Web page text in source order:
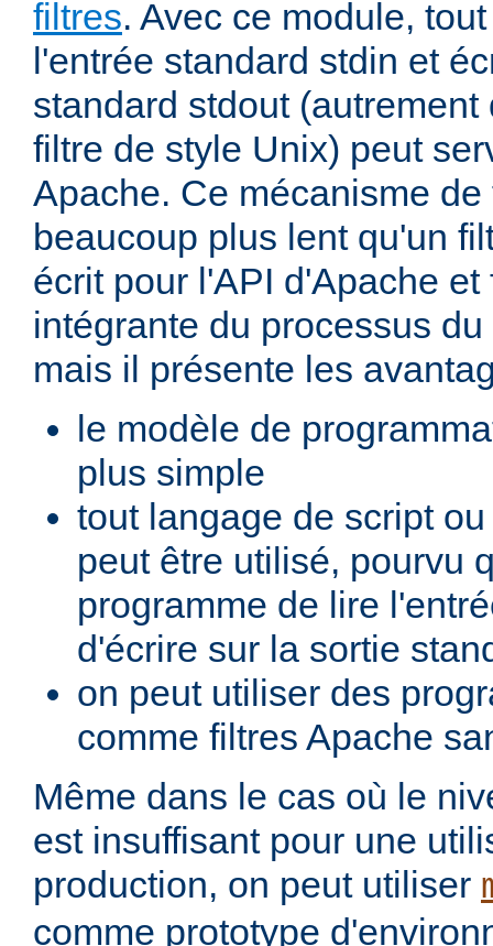
filtres. Avec ce module,
l'entrée standard stdin et
standard stdout
filtre de style Unix) peut
Apache. Ce mécanisme de
beaucoup plus lent qu'un
écrit pour l'API d'Apache et
intégrante du processus
mais il présente les
le modèle de
plus simple
tout langage de script
peut être utilisé, pourvu
programme de lire
d'écrire sur la sortie
on peut utiliser des
comme filtres Apache
Même dans le cas où le
est insuffisant pour une
production, on peut utiliser
comme prototype